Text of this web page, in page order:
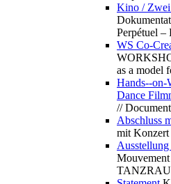
Kino / Zwei
Perpétuel –
WS Co-
as a model
Hands--on-
Dance
//
Abschluss
mit Konzert